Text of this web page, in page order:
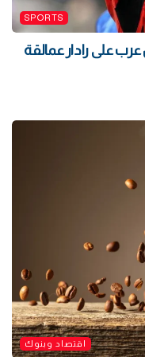
SPORTS
الأغلى؟ 5 لاعبين عرب على رادار عمالقة
اقتصاد وبنوك